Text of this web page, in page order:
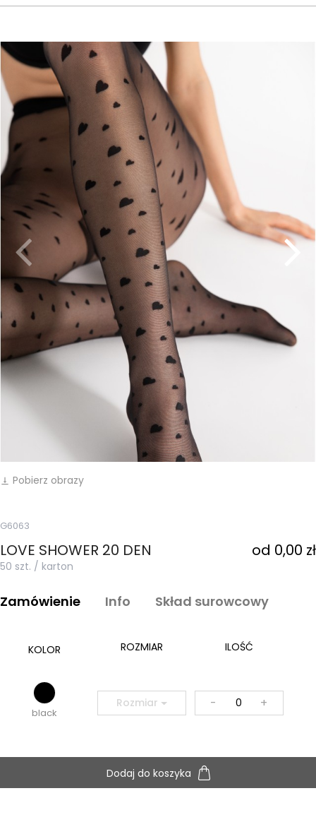
vertical_align_bottom Pobierz obrazy
G6063
LOVE SHOWER 20 DEN od 0,00 zł
50 szt. / karton
Zamówienie Info Skład surowcowy
KOLOR ROZMIAR ILOŚĆ
black
Rozmiar - +
Dodaj do koszyka